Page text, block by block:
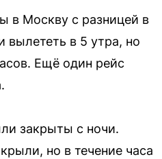
в Москву с разницей в
в 5 утра, но
Ещё один рейс
закрыты с ночи.
но в течение часа